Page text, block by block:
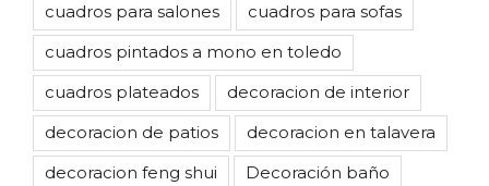
cuadros para salones
cuadros para sofas
cuadros pintados a mono en toledo
cuadros plateados
decoracion de interior
decoracion de patios
decoracion en talavera
decoracion feng shui
Decoración baño